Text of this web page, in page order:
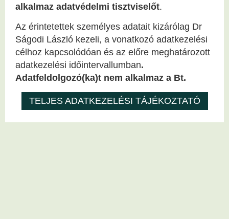
alkalmaz adatvédelmi tisztviselőt.
Az érintetettek személyes adatait kizárólag Dr
Ságodi László kezeli, a vonatkozó adatkezelési
célhoz kapcsolódóan és az előre meghatározott
adatkezelési időintervallumban.
Adatfeldolgozó(ka)t nem alkalmaz a Bt.
TELJES ADATKEZELÉSI TÁJÉKOZTATÓ